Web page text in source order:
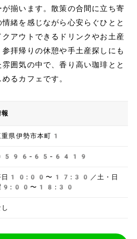
揃います。散策の合間に立ち寄
緒を感じながら心安らぐひとと
アウトできるドリンクやお土産
拝帰りの休憩や手土産探しにも
囲気の中で、香り高い珈琲とと
るカフェです。
重県伊勢市本町1
65-6419
日10:00〜17:30／土・日
9:00〜18:30